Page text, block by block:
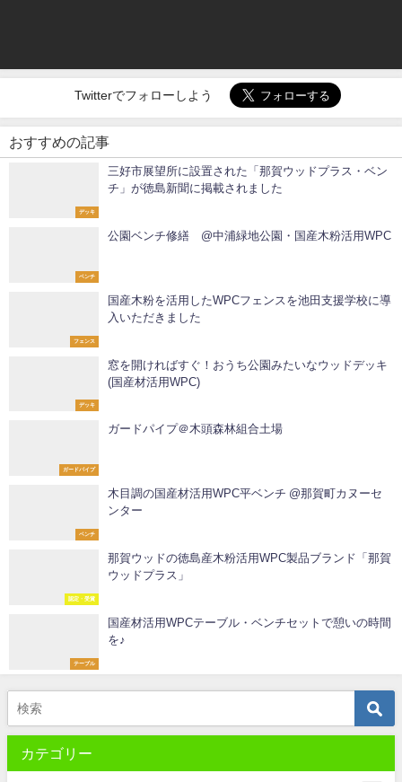
Twitterでフォローしよう
おすすめの記事
デッキ
三好市展望所に設置された「那賀ウッドプラス・ベン
チ」が徳島新聞に掲載されました
ベンチ
公園ベンチ修繕 @中浦緑地公園・国産木粉活用WPC
フェンス
国産木粉を活用したWPCフェンスを池田支援学校に導
入いただきました
デッキ
窓を開ければすぐ！おうち公園みたいなウッドデッキ
(国産材活用WPC)
ガードパイプ
ガードパイプ＠木頭森林組合土場
ベンチ
木目調の国産材活用WPC平ベンチ @那賀町カヌーセ
ンター
認定・受賞
那賀ウッドの徳島産木粉活用WPC製品ブランド「那賀
ウッドプラス」
テーブル
国産材活用WPCテーブル・ベンチセットで憩いの時間
を♪
カテゴリー